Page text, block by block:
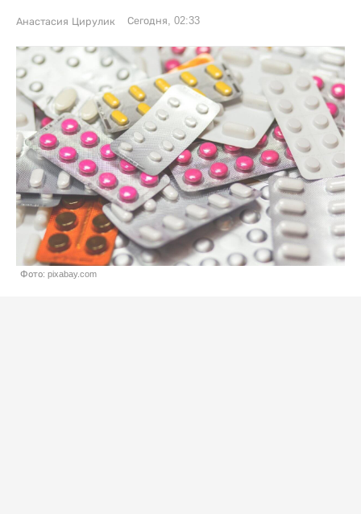
Анастасия Цирулик Сегодня, 02:33
Фото: pixabay.com